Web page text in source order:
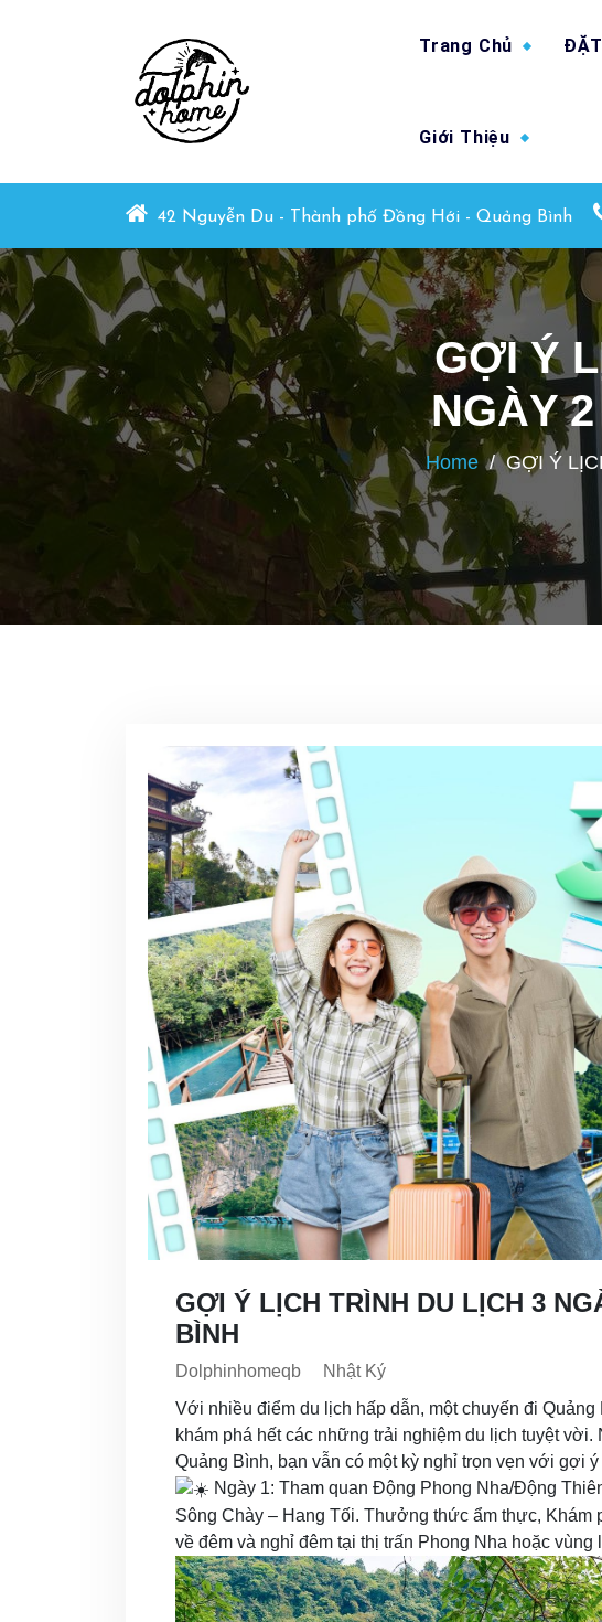
Trang Chủ
Giới Thiệu
42 Nguyễn Du - Thành phố Đồng Hới - Quảng Bình
GỢI Ý
NGÀY
Home / GỢI Ý
GỢI Ý LỊCH TRÌNH DU LỊCH 3
BÌNH
Dolphinhomeqb
Nhật Ký
Với nhiều điểm du lịch hấp dẫn, một chuyến đi
khám phá hết các những trải nghiệm du lịch tuyệt
Quảng Bình, bạn vẫn có một kỳ nghỉ trọn vẹn với gợi
Ngày 1: Tham quan Động Phong Nha/Động
Sông Chày – Hang Tối. Thưởng thức ẩm thực, Khám
về đêm và nghỉ đêm tại thị trấn Phong Nha hoặc vùng